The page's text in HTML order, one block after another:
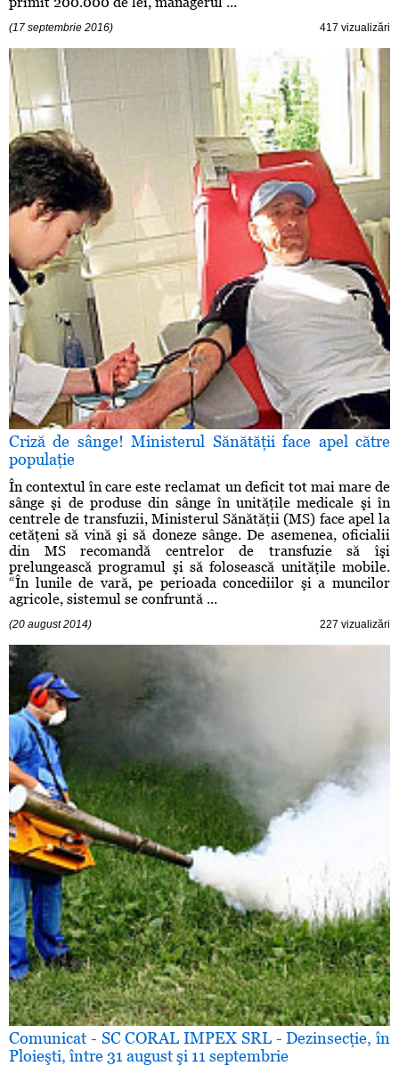
(17 septembrie 2016) 417 vizualizări
Criză de sânge! Ministerul Sănătăţii face apel către
populaţie
În contextul în care este reclamat un deficit tot mai mare de
sânge şi de produse din sânge în unităţile medicale şi în
centrele de transfuzii, Ministerul Sănătăţii (MS) face apel la
cetăţeni să vină şi să doneze sânge. De asemenea, oficialii
din MS recomandă centrelor de transfuzie să îşi
prelungească programul şi să folosească unităţile mobile.
“În lunile de vară, pe perioada concediilor şi a muncilor
agricole, sistemul se confruntă ...
(20 august 2014) 227 vizualizări
Comunicat - SC CORAL IMPEX SRL - Dezinsecţie, în
Ploieşti, între 31 august şi 11 septembrie